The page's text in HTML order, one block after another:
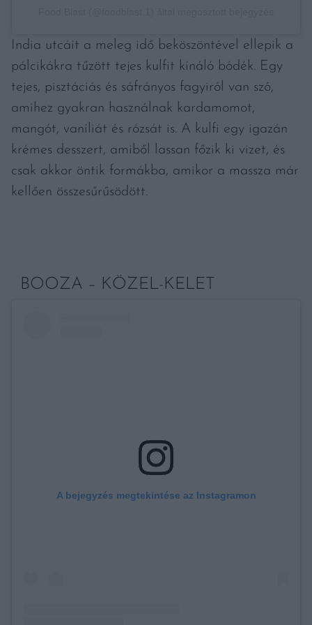
India utcáit a meleg idő beköszöntével ellepik a
pálcikákra tűzött tejes kulfit kínáló bódék. Egy
tejes, pisztáciás és sáfrányos fagyiról van szó,
amihez gyakran használnak kardamomot,
mangót, vaníliát és rózsát is. A kulfi egy igazán
krémes desszert, amiből lassan főzik ki vizet, és
csak akkor öntik formákba, amikor a massza már
kellően összesűrűsödött.
BOOZA – KÖZEL-KELET
A bejegyzés megtekintése az Instagramon